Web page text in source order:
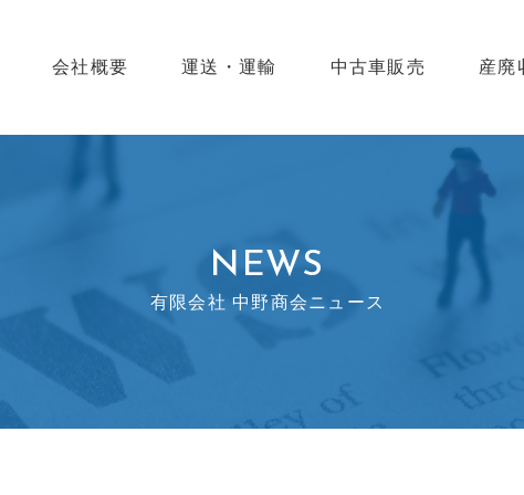
会社概要 運送・運輸 中古車販売 産廃
NEWS
有限会社 中野商会ニュース